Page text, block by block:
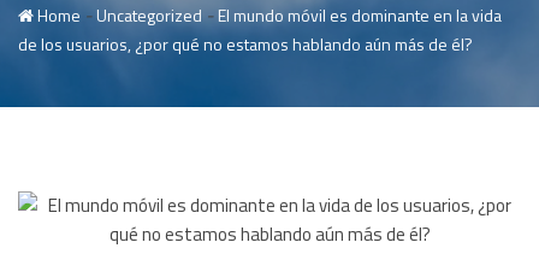
Home -Uncategorized-El mundo móvil es dominante en la vida
de los usuarios, ¿por qué no estamos hablando aún más de él?